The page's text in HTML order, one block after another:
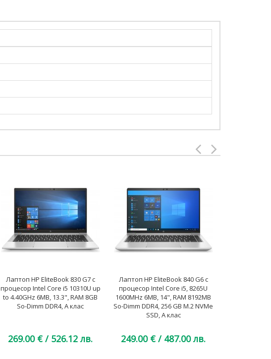
Лаптоп HP EliteBook 830 G7 с
процесор Intel Core i5 10310U up
to 4.40GHz 6MB, 13.3", RAM 8GB
So-Dimm DDR4, A клас
269.00 € / 526.12 лв.
Лаптоп HP EliteBook 840 G6 с
процесор Intel Core i5, 8265U
1600MHz 6MB, 14", RAM 8192MB
So-Dimm DDR4, 256 GB M.2 NVMe
SSD, А клас
249.00 € / 487.00 лв.